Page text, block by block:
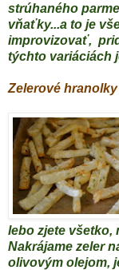
strúhaného
vňaťky...a to je
improvizovať,
týchto variáciách
Zelerové hranolky
lebo zjete všetko,
Nakrájame zeler
olivovým olejom,